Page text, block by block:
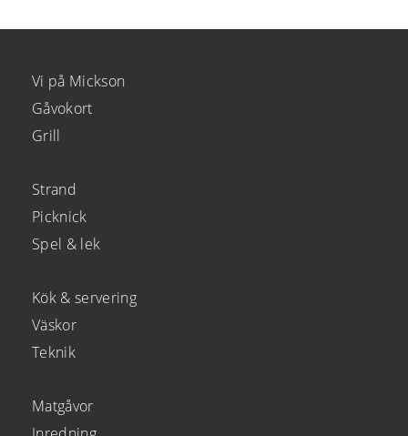
Vi på Mickson
Gåvokort
Grill
Strand
Picknick
Spel & lek
Kök & servering
Väskor
Teknik
Matgåvor